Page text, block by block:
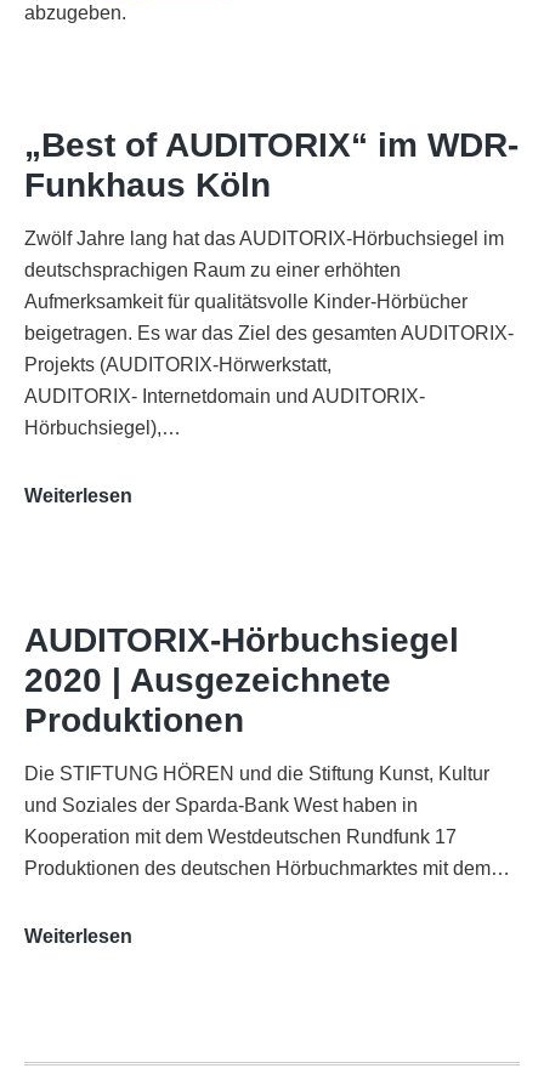
abzugeben.
„Best of AUDITORIX“ im WDR-
Funkhaus Köln
Zwölf Jahre lang hat das AUDITORIX-Hörbuchsiegel im
deutschsprachigen Raum zu einer erhöhten
Aufmerksamkeit für qualitätsvolle Kinder-Hörbücher
beigetragen. Es war das Ziel des gesamten AUDITORIX-
Projekts (AUDITORIX-Hörwerkstatt,
AUDITORIX- Internetdomain und AUDITORIX-
Hörbuchsiegel),…
Weiterlesen
Funkhaus
Köln
AUDITORIX-Hörbuchsiegel
2020 | Ausgezeichnete
Produktionen
Die STIFTUNG HÖREN und die Stiftung Kunst, Kultur
und Soziales der Sparda-Bank West haben in
Kooperation mit dem Westdeutschen Rundfunk 17
Produktionen des deutschen Hörbuchmarktes mit dem…
Weiterlesen
Ausgezeichnete